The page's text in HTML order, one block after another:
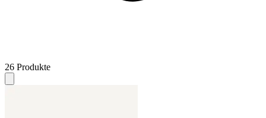
26 Produkte